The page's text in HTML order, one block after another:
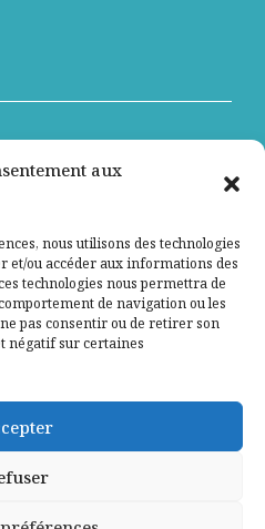
aux
nous utilisons des technologies
et/ou accéder aux informations des
technologies nous permettra de
de navigation ou les
pas consentir ou de retirer son
négatif sur certaines